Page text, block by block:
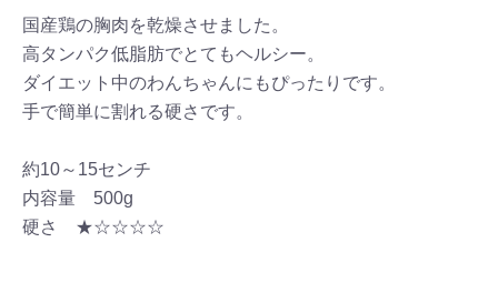
国産鶏の胸肉を乾燥させました。
高タンパク低脂肪でとてもヘルシー。
ダイエット中のわんちゃんにもぴったりです。
手で簡単に割れる硬さです。
約10～15センチ
内容量 500g
硬さ ★☆☆☆☆